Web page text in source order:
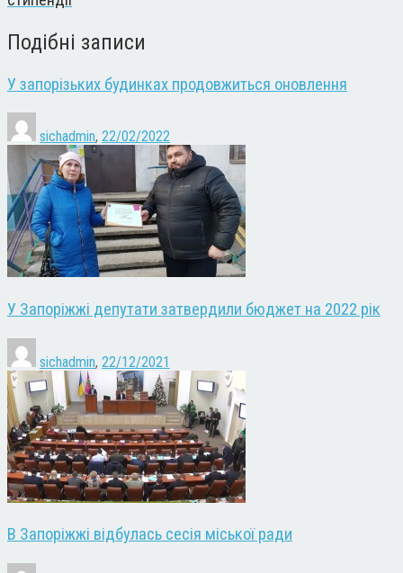
Подібні записи
У запорізьких будинках продовжиться оновлення
sichadmin, 22/02/2022
У Запоріжжі депутати затвердили бюджет на 2022 рік
sichadmin, 22/12/2021
В Запоріжжі відбулась сесія міської ради